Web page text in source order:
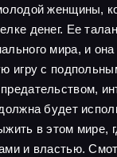
женщины,
денег. Ее
мира, и
игру с
будет
в этом мире,
и властью.